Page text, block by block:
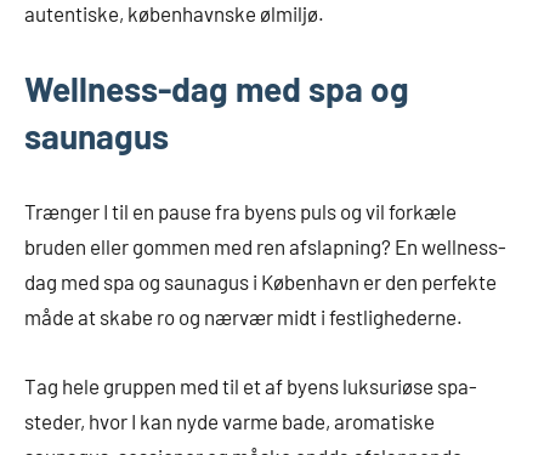
autentiske, københavnske ølmiljø.
Wellness-dag med spa og
saunagus
Trænger I til en pause fra byens puls og vil forkæle
bruden eller gommen med ren afslapning? En wellness-
dag med spa og saunagus i København er den perfekte
måde at skabe ro og nærvær midt i festlighederne.
Tag hele gruppen med til et af byens luksuriøse spa-
steder, hvor I kan nyde varme bade, aromatiske